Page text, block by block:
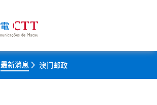
最新消息 澳门邮政